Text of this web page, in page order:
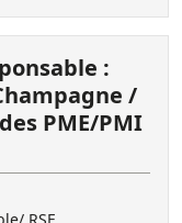
:
/
PME/PMI
RSE